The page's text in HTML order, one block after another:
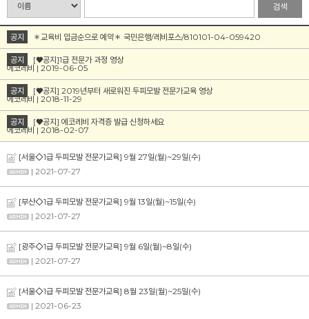
검색
공지 ＊교육비 입금순으로 예약＊ 국민은행/레비포스/810101-04-059420
공지
[♥공지]1급 전문가 과정 영상
에코레비 | 2019-06-05
공지
[♥공지] 2019년부터 새로워진 두피모발 전문가교육 영상
에코레비 | 2018-11-29
공지
[♥공지] 에코레비 자격증 발급 신청하세요
에코레비 | 2018-02-07
[서울◇1급 두피모발 전문가교육] 9월 27일(월)~29일(수)
| 2021-07-27
[부산◇1급 두피모발 전문가교육] 9월 13일(월)~15일(수)
| 2021-07-27
[광주◇1급 두피모발 전문가교육] 9월 6일(월)~8일(수)
| 2021-07-27
[서울◇1급 두피모발 전문가교육] 8월 23일(월)~25일(수)
| 2021-06-23